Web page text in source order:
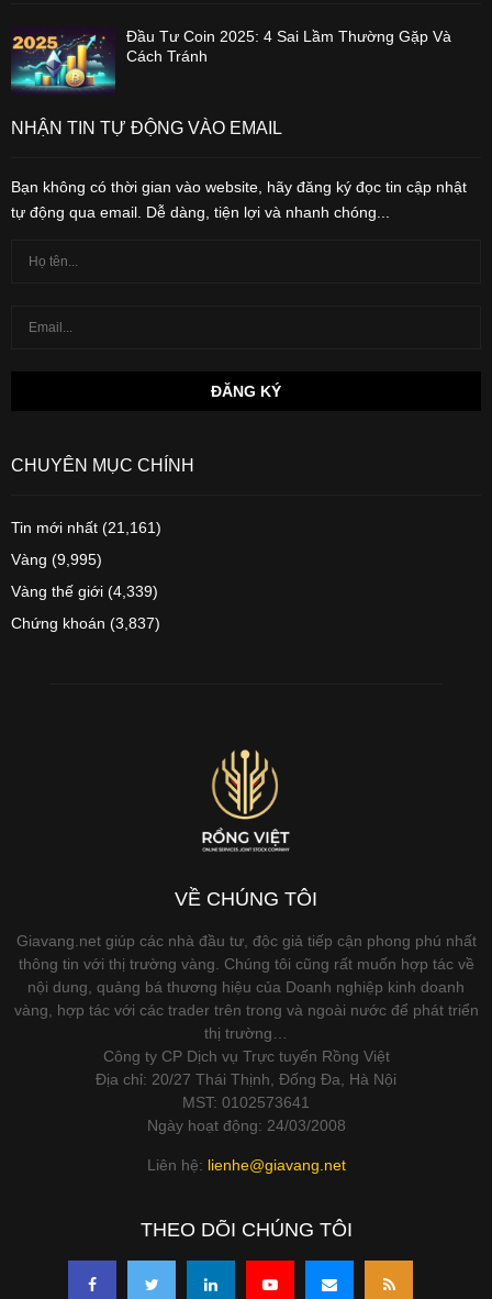
Đầu Tư Coin 2025: 4 Sai Lầm Thường Gặp Và
Cách Tránh
NHẬN TIN TỰ ĐỘNG VÀO EMAIL
Bạn không có thời gian vào website, hãy đăng ký đọc tin cập nhật
tự động qua email. Dễ dàng, tiện lợi và nhanh chóng...
CHUYÊN MỤC CHÍNH
Tin mới nhất (21,161)
Vàng (9,995)
Vàng thế giới (4,339)
Chứng khoán (3,837)
VỀ CHÚNG TÔI
Giavang.net giúp các nhà đầu tư, độc giả tiếp cận phong phú nhất
thông tin với thị trường vàng. Chúng tôi cũng rất muốn hợp tác về
nội dung, quảng bá thương hiệu của Doanh nghiệp kinh doanh
vàng, hợp tác với các trader trên trong và ngoài nước để phát triển
thị trường…
Công ty CP Dịch vụ Trực tuyến Rồng Việt
Địa chỉ: 20/27 Thái Thịnh, Đống Đa, Hà Nội
MST: 0102573641
Ngày hoạt động: 24/03/2008
Liên hệ: lienhe@giavang.net
THEO DÕI CHÚNG TÔI